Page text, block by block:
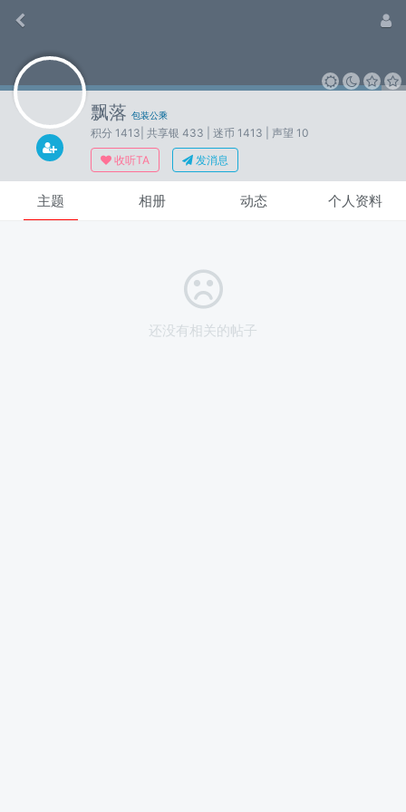
飘落 包装公乘
积分 1413 | 共享银 433 | 迷币 1413
| 声望 10
收听TA
发消息
主题 相册 动态 个人资料
还没有相关的帖子